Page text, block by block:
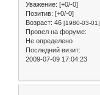
Уважение: [+0/-0]
Позитив: [+0/-0]
Возраст: 46 [1980-03-01]
Провел на форуме:
Не определено
Последний визит:
2009-07-09 17:04:23